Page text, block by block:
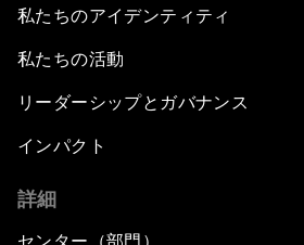
私たちのアイデンティティ
私たちの活動
リーダーシップとガバナンス
インパクト
詳細